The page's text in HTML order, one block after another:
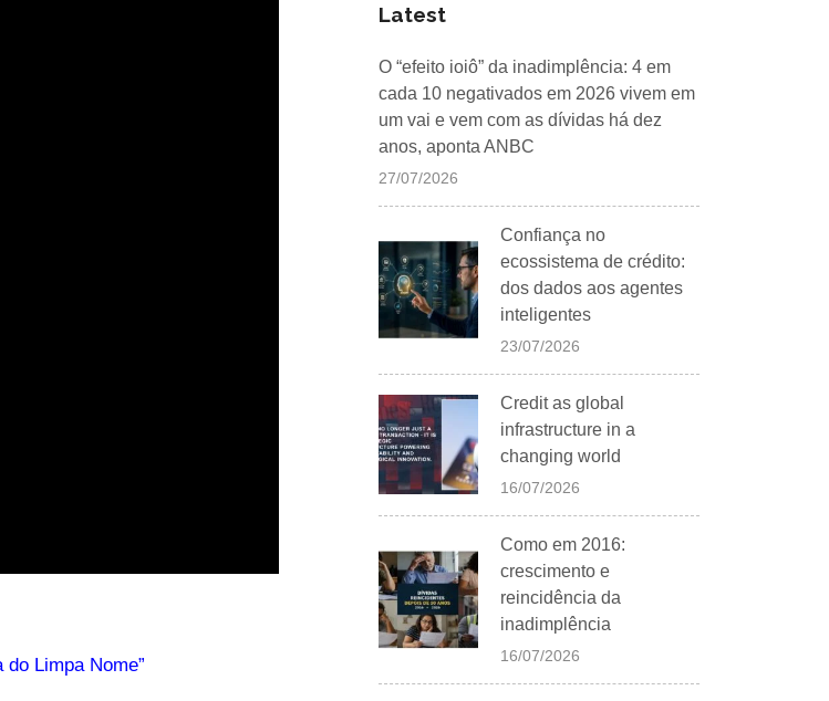
Limpa Nome”
Latest
O “efeito ioiô” da inadimplência: 4 em
cada 10 negativados em 2026 vivem em
um vai e vem com as dívidas há dez
anos, aponta ANBC
27/07/2026
Confiança no
ecossistema de crédito:
dos dados aos agentes
inteligentes
23/07/2026
Credit as global
infrastructure in a
changing world
16/07/2026
Como em 2016:
crescimento e
reincidência da
inadimplência
16/07/2026